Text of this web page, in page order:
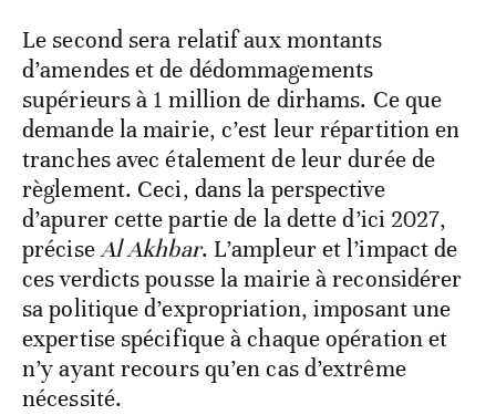
Le second sera relatif aux montants
d’amendes et de dédommagements
supérieurs à 1 million de dirhams. Ce que
demande la mairie, c’est leur répartition en
tranches avec étalement de leur durée de
règlement. Ceci, dans la perspective
d’apurer cette partie de la dette d’ici 2027,
préciseAl Akhbar. L’ampleur et l’impact de
ces verdicts pousse la mairie à reconsidérer
sa politique d’expropriation, imposant une
expertise spécifique à chaque opération et
n’y ayant recours qu’en cas d’extrême
nécessité.